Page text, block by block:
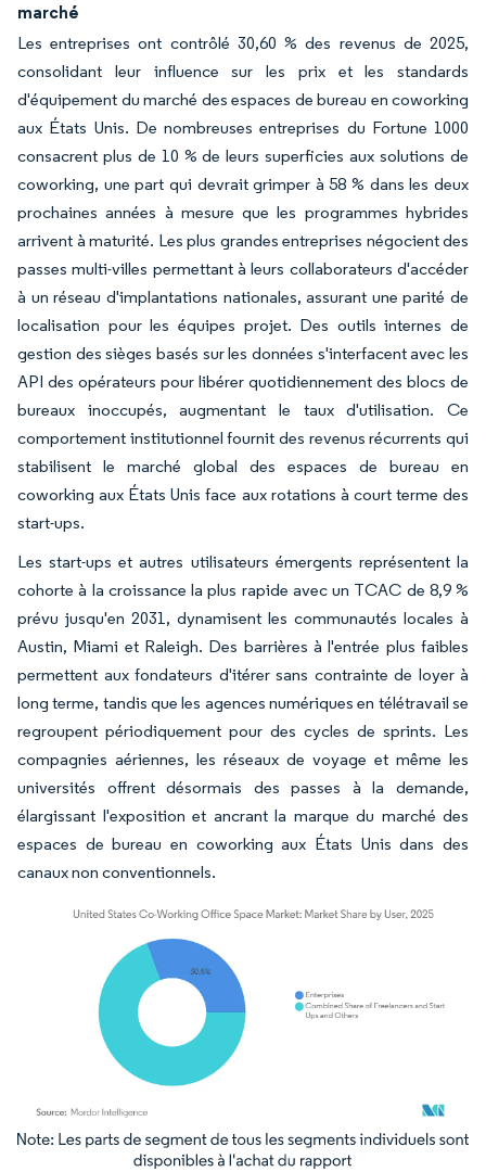
marché
Les entreprises ont contrôlé 30,60 % des revenus de 2025,
consolidant leur influence sur les prix et les standards
d'équipement du marché des espaces de bureau en coworking
aux États Unis. De nombreuses entreprises du Fortune 1000
consacrent plus de 10 % de leurs superficies aux solutions de
coworking, une part qui devrait grimper à 58 % dans les deux
prochaines années à mesure que les programmes hybrides
arrivent à maturité. Les plus grandes entreprises négocient des
passes multi-villes permettant à leurs collaborateurs d'accéder
à un réseau d'implantations nationales, assurant une parité de
localisation pour les équipes projet. Des outils internes de
gestion des sièges basés sur les données s'interfacent avec les
API des opérateurs pour libérer quotidiennement des blocs de
bureaux inoccupés, augmentant le taux d'utilisation. Ce
comportement institutionnel fournit des revenus récurrents qui
stabilisent le marché global des espaces de bureau en
coworking aux États Unis face aux rotations à court terme des
start-ups.
Les start-ups et autres utilisateurs émergents représentent la
cohorte à la croissance la plus rapide avec un TCAC de 8,9 %
prévu jusqu'en 2031, dynamisent les communautés locales à
Austin, Miami et Raleigh. Des barrières à l'entrée plus faibles
permettent aux fondateurs d'itérer sans contrainte de loyer à
long terme, tandis que les agences numériques en télétravail se
regroupent périodiquement pour des cycles de sprints. Les
compagnies aériennes, les réseaux de voyage et même les
universités offrent désormais des passes à la demande,
élargissant l'exposition et ancrant la marque du marché des
espaces de bureau en coworking aux États Unis dans des
canaux non conventionnels.
Image © Mordor Intelligence. La réutilisation nécessite une attribution sous CC BY